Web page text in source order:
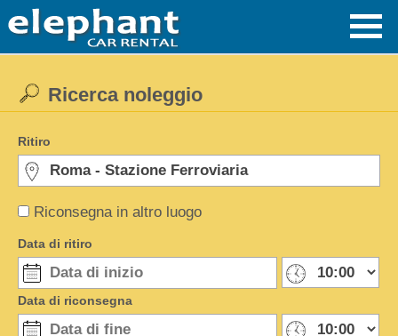
Riconsegna in altro luogo
Ricerca noleggio
Ritiro
Data di ritiro
Data di riconsegna